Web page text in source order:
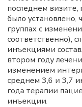
последнем
было установлено,
группах с
соответственно),
инъекциями
втором году
изменением
среднем 3,6 и 3,7
года терапии
инъекции.